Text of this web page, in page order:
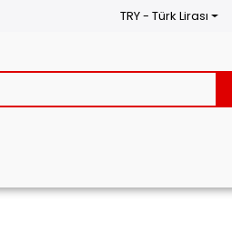
TRY - Türk Lirası